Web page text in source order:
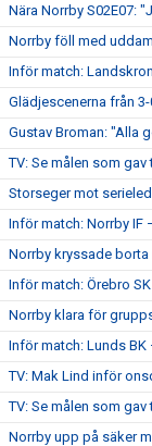
Nära Norrby S02E07:
Norrby föll med
Inför match:
Glädjescenerna från
Gustav Broman: "Alla
TV: Se målen som gav
Storseger mot
Inför match: Norrby IF
Norrby kryssade borta
Inför match: Örebro
Norrby klara för
Inför match: Lunds BK
TV: Mak Lind inför
TV: Se målen som gav
Norrby upp på säker